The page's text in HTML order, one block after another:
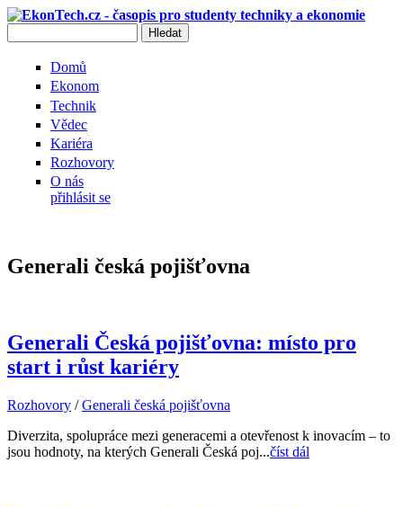
Přejít k hlavnímu obsahu
Domů
Ekonom
Technik
Vědec
Kariéra
Rozhovory
O nás
přihlásit se
Generali česká pojišťovna
Generali Česká pojišťovna: místo pro
start i růst kariéry
Rozhovory /Generali česká pojišťovna
Diverzita, spolupráce mezi generacemi a otevřenost k inovacím – to
jsou hodnoty, na kterých Generali Česká poj...číst dál